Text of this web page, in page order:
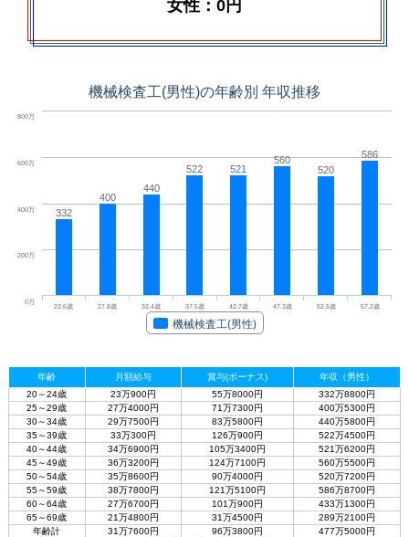
女性：0円
機械検査工(男性)の年齢別 年収推移
332
400
440
522 521
560
520
586
機械検査工(男性)
22.6歳 27.8歳 32.4歳 37.5歳 42.7歳 47.3歳 52.5歳 57.2歳
0万
200万
400万
600万
800万
年齢 月額給与 賞与(ボーナス)
年収（男性）
20～24歳
23万900円 55万8000円
332万8800円
25～29歳
27万4000円 71万7300円
400万5300円
30～34歳
29万7500円 83万5800円
440万5800円
35～39歳
33万300円 126万900円
522万4500円
40～44歳
34万6900円 105万3400円
521万6200円
45～49歳
36万3200円 124万7100円
560万5500円
50～54歳
35万8600円 90万4000円
520万7200円
55～59歳
38万7800円 121万5100円
586万8700円
60～64歳
27万6700円 101万900円
433万1300円
65～69歳
21万4800円 31万4500円
289万2100円
年齢計
31万7600円 96万3800円
477万5000円